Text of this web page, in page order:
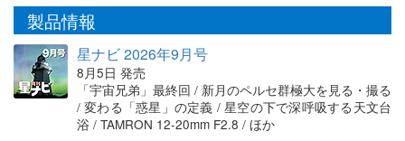
製品情報
星ナビ 2026年9月号
8月5日 発売
「宇宙兄弟」最終回 / 新月のペルセ群極大を見る・撮る
/ 変わる「惑星」の定義 / 星空の下で深呼吸する天文台
浴 / TAMRON 12-20mm F2.8 / ほか